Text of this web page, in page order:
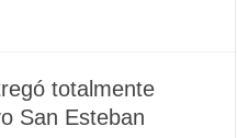
totalmente
San Esteban